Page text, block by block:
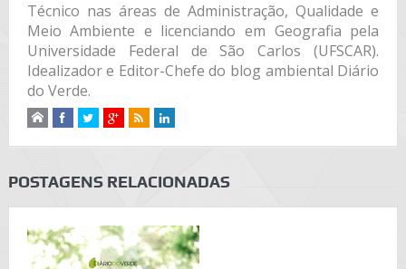
Técnico nas áreas de Administração, Qualidade e
Meio Ambiente e licenciando em Geografia pela
Universidade Federal de São Carlos (UFSCAR).
Idealizador e Editor-Chefe do blog ambiental Diário
do Verde.
POSTAGENS RELACIONADAS